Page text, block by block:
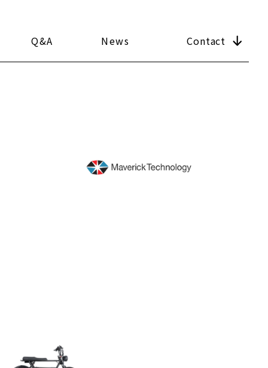
Q&A News Contact